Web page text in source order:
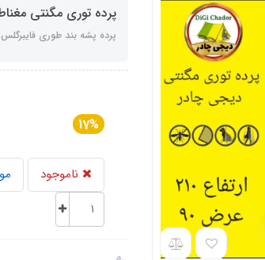
پرده توری مگنتی مغناطیسی سایز
پرده پشه بند طوری
17%
ناموجود